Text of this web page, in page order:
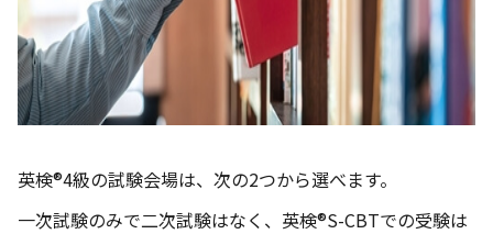
英検®4級の試験会場は、次の2つから選べます。
一次試験のみで二次試験はなく、英検®S-CBTでの受験は